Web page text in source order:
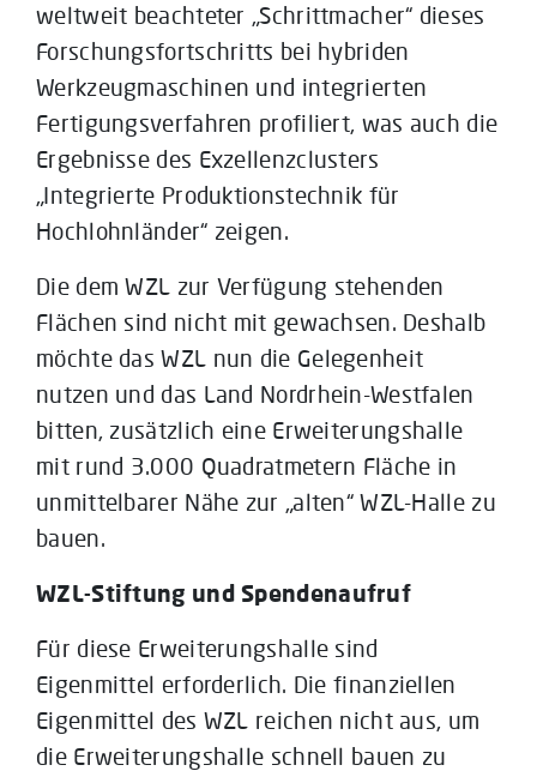
weltweit beachteter „Schrittmacher“ dieses
Forschungsfortschritts bei hybriden
Werkzeugmaschinen und integrierten
Fertigungsverfahren profiliert, was auch die
Ergebnisse des Exzellenzclusters
„Integrierte Produktionstechnik für
Hochlohnländer“ zeigen.
Die dem WZL zur Verfügung stehenden
Flächen sind nicht mit gewachsen. Deshalb
möchte das WZL nun die Gelegenheit
nutzen und das Land Nordrhein-Westfalen
bitten, zusätzlich eine Erweiterungshalle
mit rund 3.000 Quadratmetern Fläche in
unmittelbarer Nähe zur „alten“ WZL-Halle zu
bauen.
WZL-Stiftung und Spendenaufruf
Für diese Erweiterungshalle sind
Eigenmittel erforderlich. Die finanziellen
Eigenmittel des WZL reichen nicht aus, um
die Erweiterungshalle schnell bauen zu